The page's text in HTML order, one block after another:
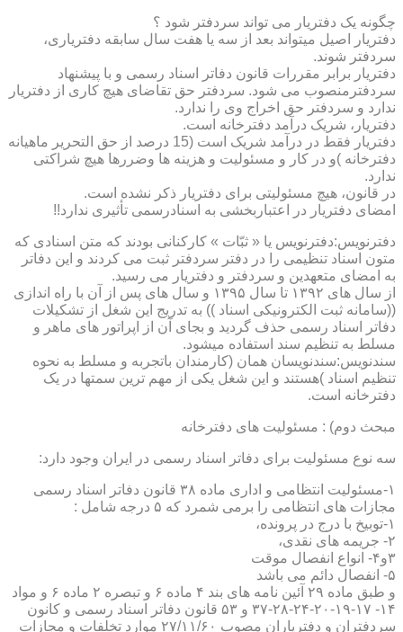
چگونه یک دفتریار می تواند سردفتر شود ؟
دفتریار اصیل میتواند بعد از سه یا هفت سال سابقه دفتریاری،
سردفتر شوند.
دفتریار برابر مقررات قانون دفاتر اسناد رسمی و با پیشنهاد
سردفترمنصوب می شود. سردفتر حق تقاضای هیچ کاری از دفتریار
ندارد و سردفتر حق اخراج وی را ندارد.
دفتریار، شریک درآمد دفترخانه است.
دفتریار فقط در درآمد شریک است (15 درصد از حق التحریر ماهیانه
دفترخانه )و در کار و مسئولیت و هزینه ها وضررها هیچ شراکتی
ندارد.
در قانون، هیچ مسئولیتی برای دفتریار ذکر نشده است.
امضای دفتریار در اعتباربخشی به اسنادرسمی تأثیری ندارد!!
دفترنویس:دفترنویس یا « ثبّات » کارکنانی بودند که متن اسنادی که
متون اسناد تنظیمی را در دفتر سردفتر ثبت می کردند و این دفاتر
به امضای متعهدین و سردفتر و دفتریار می رسید.
از سال های ۱۳۹۲ تا سال ۱۳۹۵ و سال های پس از آن با راه اندازی
((سامانه ثبت الکترونیکی اسناد )) به تدریج این شغل از تشکیلات
دفاتر اسناد رسمی حذف گردید و بجای آن از اپراتور های ماهر و
مسلط به تنظیم سند استفاده میشود.
سندنویس:سندنویسان همان (کارمندان باتجربه و مسلط به نحوه
تنظیم اسناد )هستند و این شغل یکی از مهم ترین سمتها در یک
دفترخانه است.
مبحث دوم) : مسئولیت های دفترخانه
سه نوع مسئولیت برای دفاتر اسناد رسمی در ایران وجود دارد:
۱-مسئولیت انتظامی و اداری ماده ۳۸ قانون دفاتر اسناد رسمی
مجازات های انتظامی را برمی شمرد که ۵ درجه شامل :
۱-توبیخ با درج در پرونده،
۲- جریمه های نقدی،
۳و۴- انواع انفصال موقت
۵- انفصال دائم می باشد
و طبق ماده ۲۹ آئین نامه های بند ۴ ماده ۶ و تبصره ۲ ماده ۶ و مواد
۱۴- ۱۷-۱۹-۲۰-۲۴-۲۸-۳۷ و ۵۳ قانون دفاتر اسناد رسمی و کانون
سردفتران و دفتریاران مصوب ۲۷/۱۱/۶۰ موارد تخلفات و مجازات